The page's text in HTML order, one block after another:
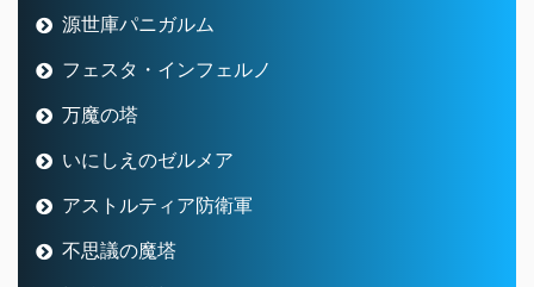
源世庫パニガルム
フェスタ・インフェルノ
万魔の塔
いにしえのゼルメア
アストルティア防衛軍
不思議の魔塔